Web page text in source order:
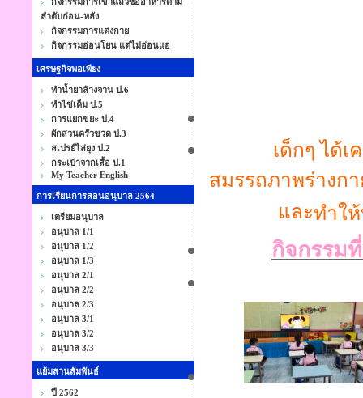
ลำดับก่อน-หลัง
กิจกรรมการแต่งกาย
กิจกรรมอ่อนโยน แต่ไม่อ่อนแอ
เศรษฐกิจพอเพียง
ทำน้ำยาล้างจาน ป.6
ทำไข่เค็ม ป.5
การแยกขยะ ป.4
ผักสวนครัวขวด ป.3
สเปรย์ไล่ยุง ป.2
กระเป๋าจากเสื้อ ป.1
My Teacher English
การเรียนการสอนอนุบาล 2564
เตรียมอนุบาล
อนุบาล 1/1
อนุบาล 1/2
อนุบาล 1/3
อนุบาล 2/1
อนุบาล 2/2
อนุบาล 2/3
อนุบาล 3/1
อนุบาล 3/2
อนุบาล 3/3
แย้มสานสัมพันธ์
ปี 2562
เด็กๆ ได้
สมรรถภาพร่างก
และทำใ
กิจกรรม